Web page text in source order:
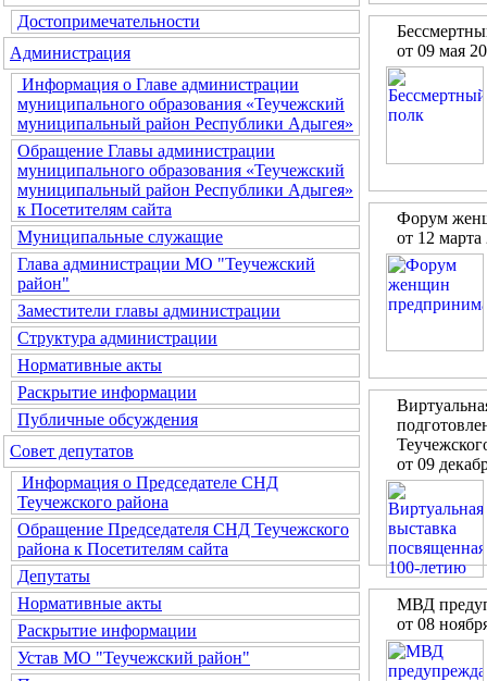
Достопримечательности
Администрация
Информация о Главе администрации
муниципального образования «Теучежский
муниципальный район Республики Адыгея»
Обращение Главы администрации
муниципального образования «Теучежский
муниципальный район Республики Адыгея»
к Посетителям сайта
Муниципальные служащие
Глава администрации МО "Теучежский
район"
Заместители главы администрации
Структура администрации
Нормативные акты
Раскрытие информации
Публичные обсуждения
Совет депутатов
Информация о Председателе СНД
Теучежского района
Обращение Председателя СНД Теучежского
района к Посетителям сайта
Депутаты
Нормативные акты
Раскрытие информации
Устав МО "Теучежский район"
от 09 мая
Форум
от 12 марта
от 09
МВД
от 08